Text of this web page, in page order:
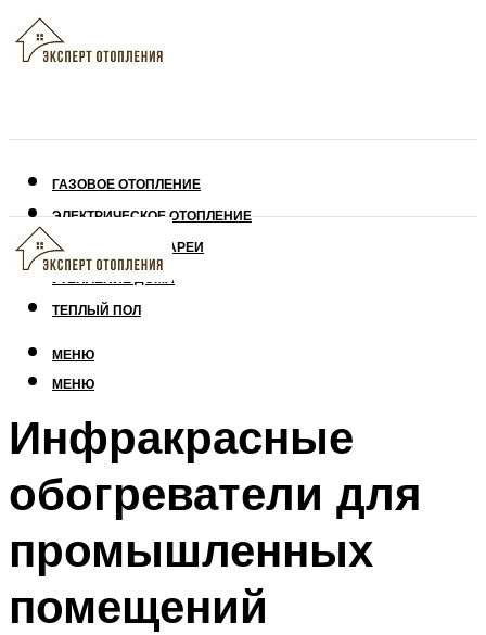
ГАЗОВОЕ ОТОПЛЕНИЕ
ЭЛЕКТРИЧЕСКОЕ ОТОПЛЕНИЕ
СОЛНЕЧНЫЕ БАТАРЕИ
УТЕПЛЕНИЕ ДОМА
ТЕПЛЫЙ ПОЛ
МЕНЮ
МЕНЮ
Инфракрасные
обогреватели для
промышленных
помещений